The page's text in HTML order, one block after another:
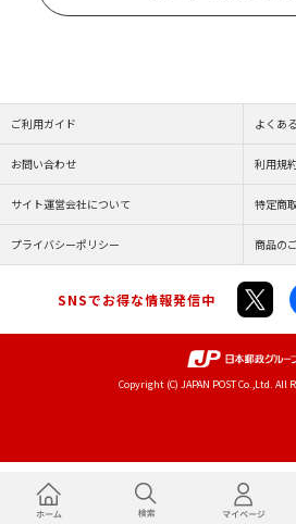
ご利用ガイド よくあ
お問い合わせ 利用規
サイト運営会社について 特定商
プライバシーポリシー 商品の
SNSでお得な情報発信中
Copyright (C) JAPAN POST Co.,Ltd. All